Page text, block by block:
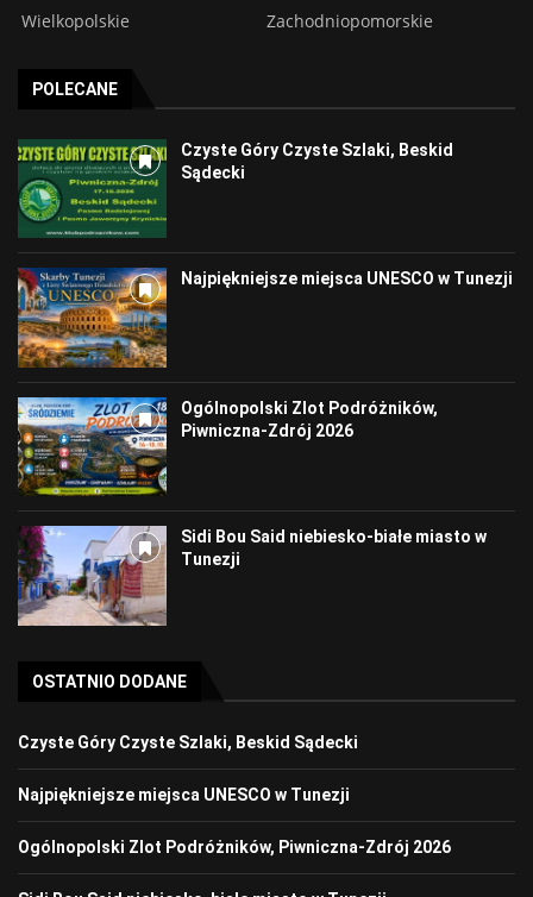
Wielkopolskie Zachodniopomorskie
POLECANE
Czyste Góry Czyste Szlaki, Beskid
Sądecki
Najpiękniejsze miejsca UNESCO w Tunezji
Ogólnopolski Zlot Podróżników,
Piwniczna-Zdrój 2026
Sidi Bou Said niebiesko-białe miasto w
Tunezji
OSTATNIO DODANE
Czyste Góry Czyste Szlaki, Beskid Sądecki
Najpiękniejsze miejsca UNESCO w Tunezji
Ogólnopolski Zlot Podróżników, Piwniczna-Zdrój 2026